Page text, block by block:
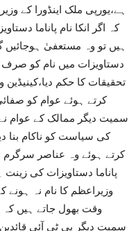
ہے،یورپی ملک اینڈورا کے
کہ اگر انکا نام پاناما
ہیں تو وہ مستعفیٰ ہوجائیں
دستاویزات میں نام کو
تحقیقات کا حکم دیا،کینیڈین
کرتے ہوئے عوام کو
سمیت دیگر ممالک کے عوام نے
کی سیاست کو ناکام بنا
کرتے ہوئے وہ عناصر سرگرم
پاناما دستاویزات کی
وزیراعظم کا نام نہ ہونے
وقت بھول جاتے ہیں کہ
سمیت دیگر پی ٹی آئی